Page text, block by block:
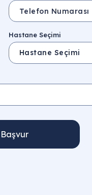
Hastane Seçimi